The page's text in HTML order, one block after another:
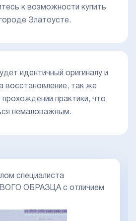
к возможности купить
Златоусте.
идентичный оригиналу и
восстановление, так же
практики, что
немаловажным.
специалиста
ОБРАЗЦА с отличием